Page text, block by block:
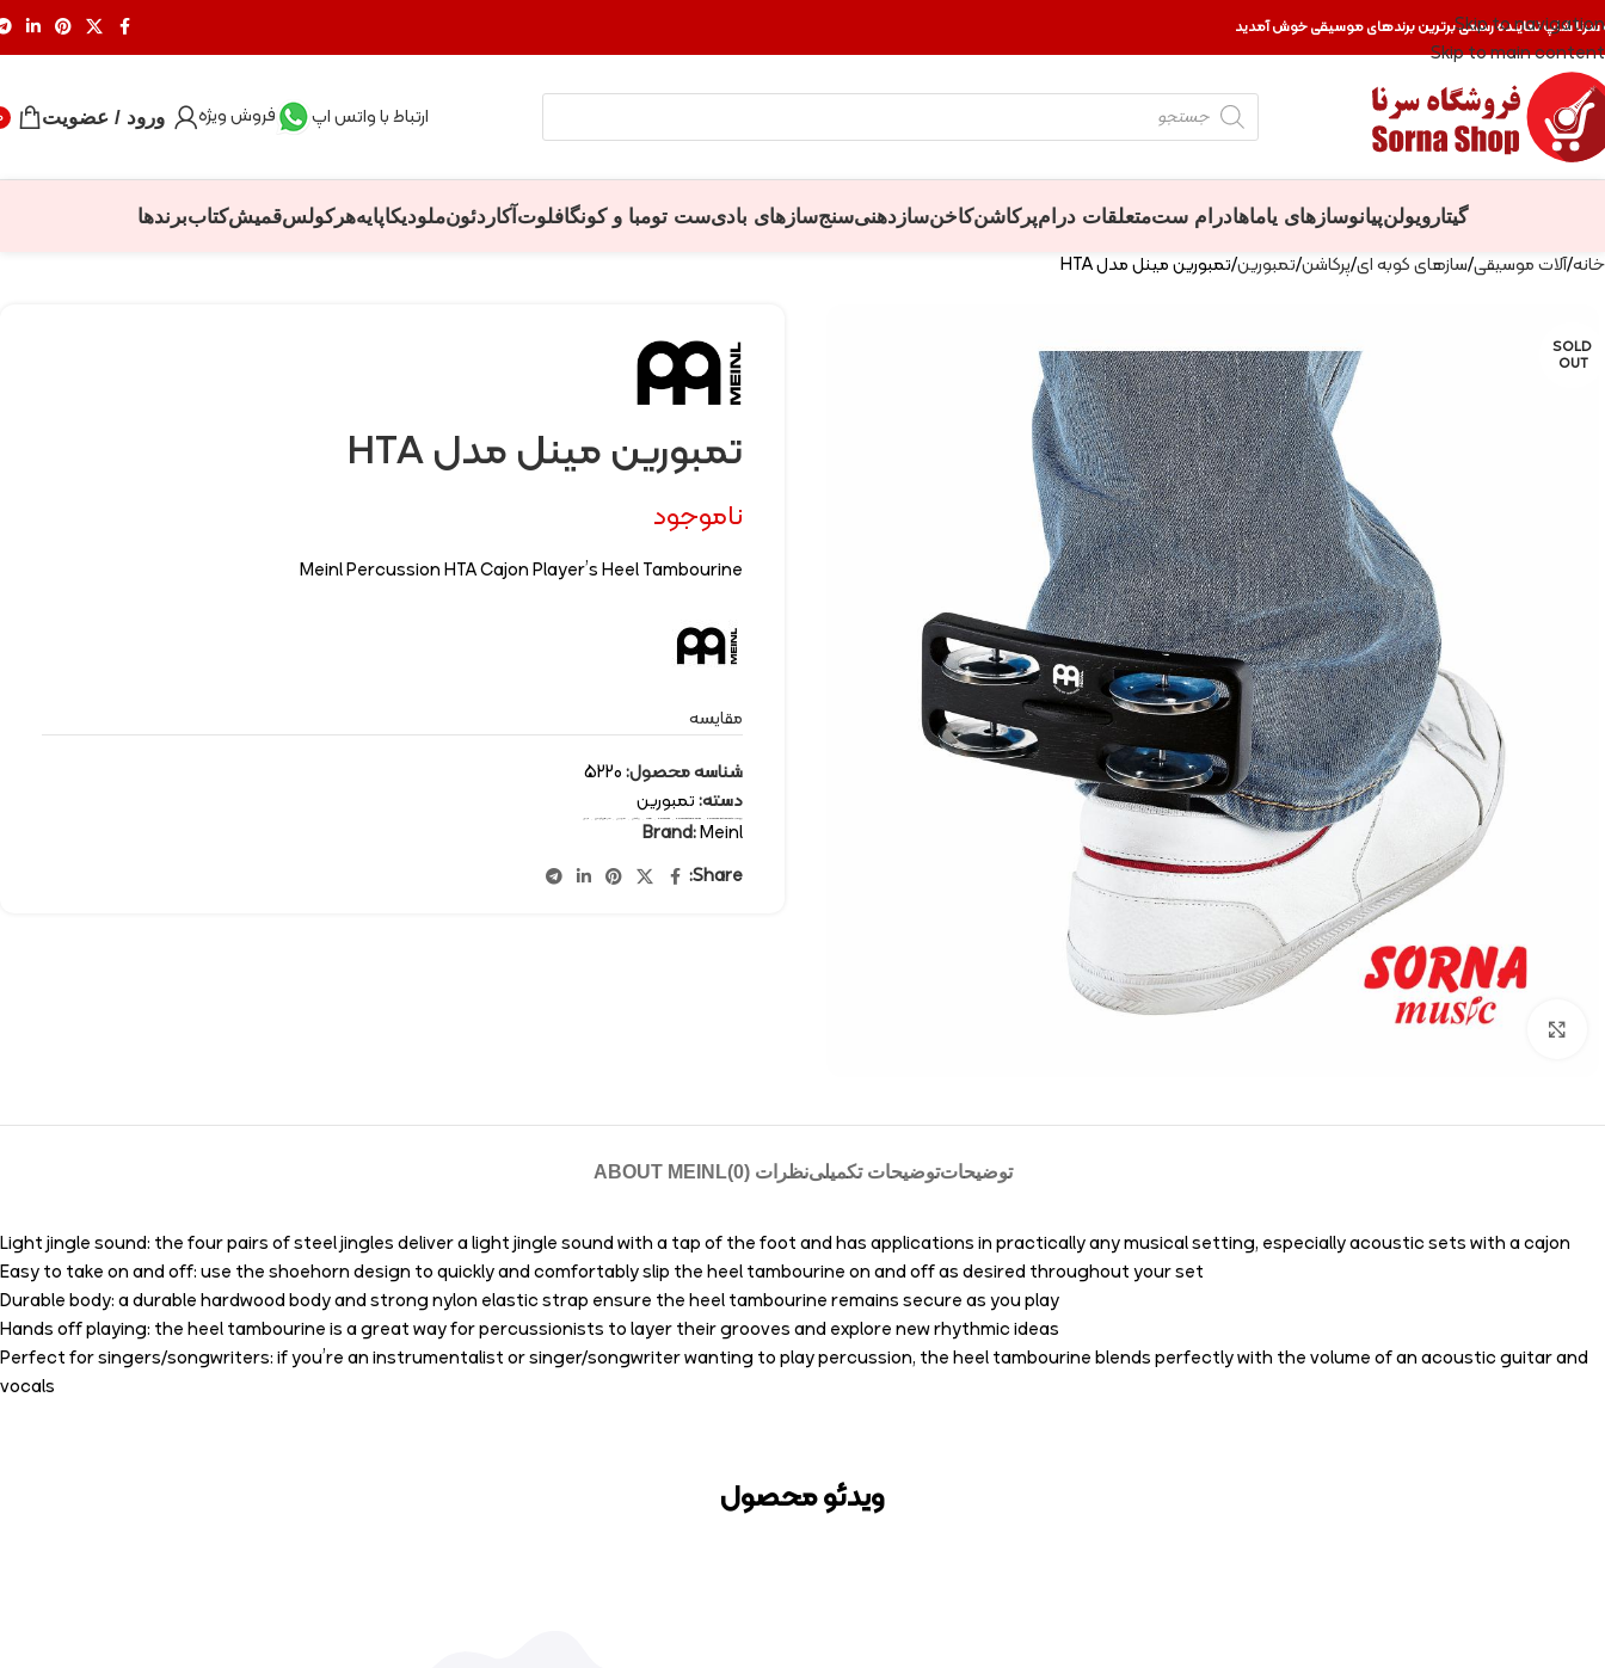
Skip to navigation
Skip to main content
سرنا شاپ نماینده رسمی برترین برندهای موسیقی خوش آمدید
ارتباط با واتس اپ فروش ویژه ورود / عضویت
گیتار ویولنپیانوسازهای یاماهادرام ستمتعلقات درامپرکاشنکاخنسازدهنیسنجسازهای بادیست تومبا و کونگافلوت آکاردئونملودیکاپایههرکولسقمیشکتاببرندها
خانه آلات موسیقی سازهای کوبه ای پرکاشن تمبورین تمبورین مینل مدل HTA
SOLD
OUT
Click to enlarge
تمبورین مینل مدل HTA
ناموجود
Meinl Percussion HTA Cajon Player’s Heel Tambourine
مقایسه
شناسه محصول:5220
دسته:تمبورین
برچسب: Meinl percussion percussion tambourine percussion-instruments پرکاشن تمبورین سازهای کوبه ای مینل
Brand:Meinl
Share:
توضیحاتتوضیحات تکمیلینظرات (0) ABOUT MEINL
Light jingle sound: the four pairs of steel jingles deliver a light jingle sound with a tap of the foot and has applications in practically any musical setting, especially acoustic sets with a cajon
Easy to take on and off: use the shoehorn design to quickly and comfortably slip the heel tambourine on and off as desired throughout your set
Durable body: a durable hardwood body and strong nylon elastic strap ensure the heel tambourine remains secure as you play
Hands off playing: the heel tambourine is a great way for percussionists to layer their grooves and explore new rhythmic ideas
Perfect for singers/songwriters: if you’re an instrumentalist or singer/songwriter wanting to play percussion, the heel tambourine blends perfectly with the volume of an acoustic guitar and
vocals
ویدئو محصول